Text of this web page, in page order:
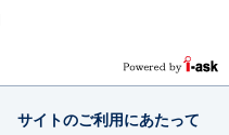
サイトのご利用にあたって